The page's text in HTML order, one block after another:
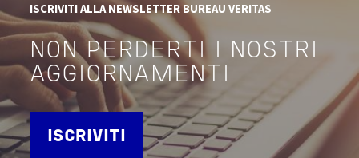
ISCRIVITI ALLA NEWSLETTER BUREAU VERITAS
NON PERDERTI I NOSTRI
AGGIORNAMENTI
ISCRIVITI